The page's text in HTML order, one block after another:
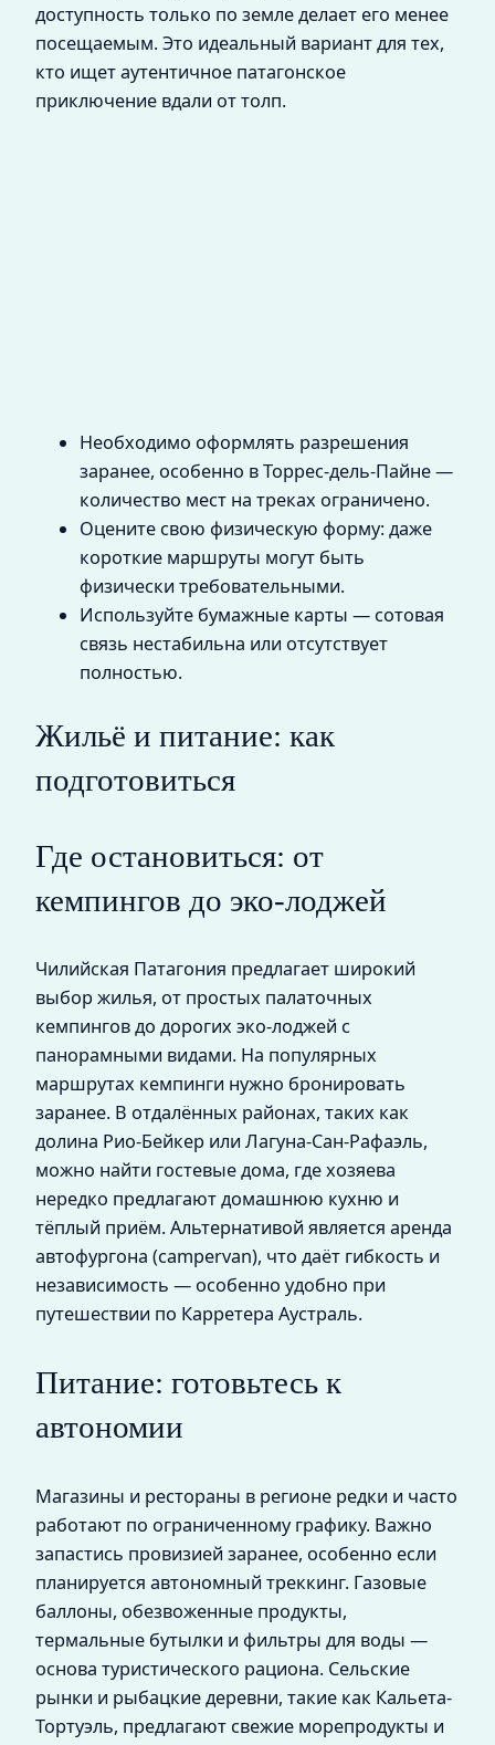
доступность только по земле делает его менее
посещаемым. Это идеальный вариант для тех,
кто ищет аутентичное патагонское
приключение вдали от толп.
Необходимо оформлять разрешения
заранее, особенно в Торрес-дель-Пайне —
количество мест на треках ограничено.
Оцените свою физическую форму: даже
короткие маршруты могут быть
физически требовательными.
Используйте бумажные карты — сотовая
связь нестабильна или отсутствует
полностью.
Жильё и питание: как
подготовиться
Где остановиться: от
кемпингов до эко-лоджей
Чилийская Патагония предлагает широкий
выбор жилья, от простых палаточных
кемпингов до дорогих эко-лоджей с
панорамными видами. На популярных
маршрутах кемпинги нужно бронировать
заранее. В отдалённых районах, таких как
долина Рио-Бейкер или Лагуна-Сан-Рафаэль,
можно найти гостевые дома, где хозяева
нередко предлагают домашнюю кухню и
тёплый приём. Альтернативой является аренда
автофургона (campervan), что даёт гибкость и
независимость — особенно удобно при
путешествии по Карретера Аустраль.
Питание: готовьтесь к
автономии
Магазины и рестораны в регионе редки и часто
работают по ограниченному графику. Важно
запастись провизией заранее, особенно если
планируется автономный треккинг. Газовые
баллоны, обезвоженные продукты,
термальные бутылки и фильтры для воды —
основа туристического рациона. Сельские
рынки и рыбацкие деревни, такие как Кальета-
Тортуэль, предлагают свежие морепродукты и